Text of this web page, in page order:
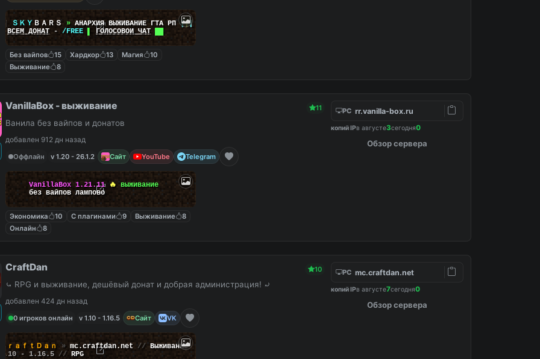
ＳＫＹ ＢＡＲＳ » АНАРХИЯ ВЫЖИВАНИЕ ГТА РП|||
ВСЕМ ДОНАТ - /FREE ГОЛОСОВОЙ ЧАТ
Без вайпов 15 Хардкор 13 Магия
10
Выживание
8
VanillaBox - выживание 11
Ванила без вайпов и донатов
добавлен 912 дн назад
Оффлайн
v 1.20 - 26.1.2 Сайт YouTube Telegram
VanillaBox1.21.11 🔥 выживание
без вайпов лампово
Экономика 10 С плагинами 9 Выживание
8
Онлайн
8
PC rr.vanilla-box.ru
копий IPв августе3сегодня0
Обзор сервера
CraftDan 10
⤿ RPG и выживание, дешёвый донат и добрая администрация! ⤾
добавлен 424 дн назад
0 игроков онлайн
v 1.10 - 1.16.5 Сайт VK
ＣｒａｆｔＤａｎ » mc.craftdan.net // Выживание
1.10 - 1.16.5 // RPG
PC mc.craftdan.net
копий IPв августе7сегодня0
Обзор сервера